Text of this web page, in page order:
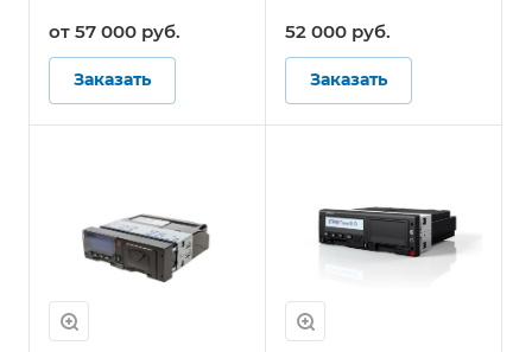
от 57 000 руб.
Заказать
52 000 руб.
Заказать